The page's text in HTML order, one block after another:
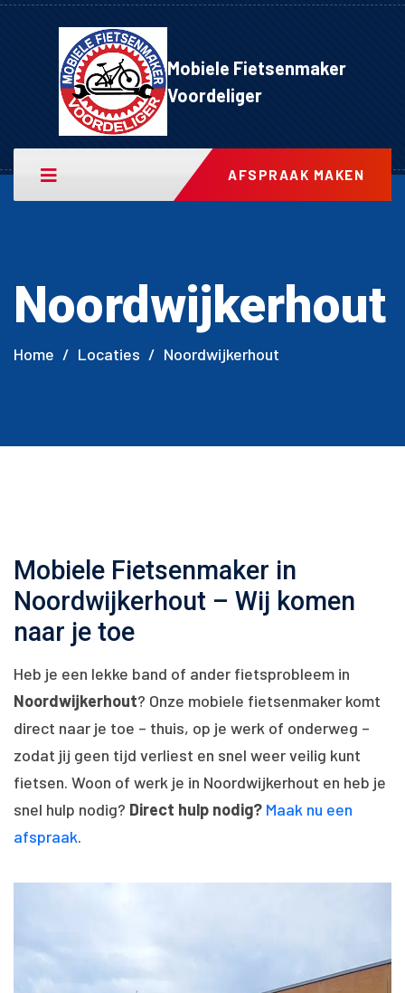
Mobiele Fietsenmaker
Voordeliger
AFSPRAAK MAKEN
Noordwijkerhout
Home / Locaties / Noordwijkerhout
Mobiele Fietsenmaker in
Noordwijkerhout – Wij komen
naar je toe
Heb je een lekke band of ander fietsprobleem in
Noordwijkerhout? Onze mobiele fietsenmaker komt
direct naar je toe – thuis, op je werk of onderweg –
zodat jij geen tijd verliest en snel weer veilig kunt
fietsen. Woon of werk je in Noordwijkerhout en heb je
snel hulp nodig? Direct hulp nodig? Maak nu een
afspraak.